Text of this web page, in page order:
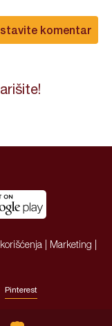
komentar
Marketing
Pinterest